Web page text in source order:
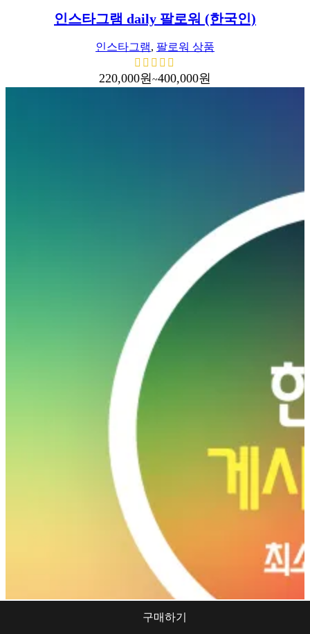
구매하기
인스타그램 한국인 자동 좋아요
인스타그램 daily 팔로워 (한국인)
인스타그램, 팔로워 상품
220,000원 ~400,000원